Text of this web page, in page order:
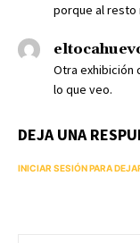
porque al resto
Otra exhibición
lo que veo.
DEJA UNA
INICIAR SESIÓN PARA